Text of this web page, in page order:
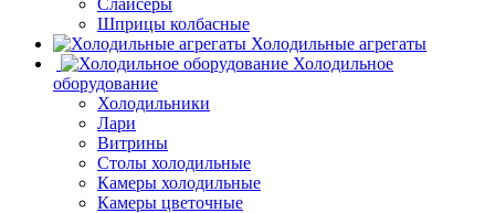
Слайсеры
Шприцы колбасные
Холодильные агрегаты
Холодильное
оборудование
Холодильники
Лари
Витрины
Столы холодильные
Камеры холодильные
Камеры цветочные